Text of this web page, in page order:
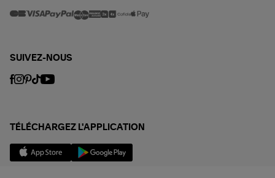
SUIVEZ-NOUS
TÉLÉCHARGEZ L'APPLICATION